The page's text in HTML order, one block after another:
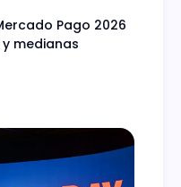
Pago 2026
medianas